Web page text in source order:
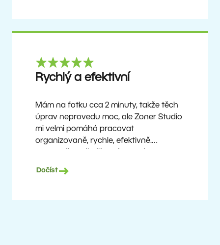
Ulf Söderberg
Rychlý a efektivní
Mám na fotku cca 2 minuty, takže těch
úprav neprovedu moc, ale Zoner Studio
mi velmi pomáhá pracovat
organizovaně, rychle, efektivně.
a přesto mohu nabízet dobré výstupy
Dočíst